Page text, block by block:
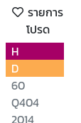
รายการ
โปรด
H
D
60
Q404